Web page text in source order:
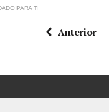
PARA TI
Anterior